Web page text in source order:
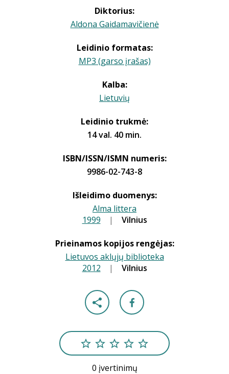
Diktorius:
Aldona Gaidamavičienė
Leidinio formatas:
MP3 (garso įrašas)
Kalba:
Lietuvių
Leidinio trukmė:
14 val. 40 min.
ISBN/ISSN/ISMN numeris:
9986-02-743-8
Išleidimo duomenys:
Alma littera
1999 | Vilnius
Prieinamos kopijos rengėjas:
Lietuvos aklųjų biblioteka
2012 | Vilnius
0 įvertinimų